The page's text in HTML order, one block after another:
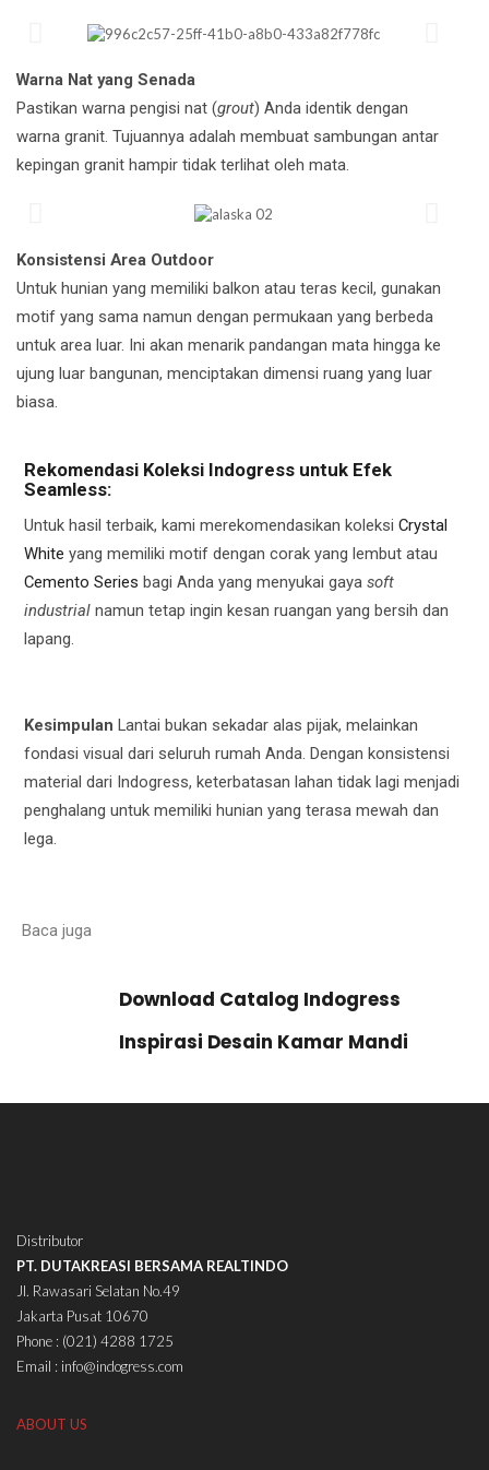
Warna Nat yang Senada
Pastikan warna pengisi nat (grout) Anda identik dengan
warna granit. Tujuannya adalah membuat sambungan antar
kepingan granit hampir tidak terlihat oleh mata.
Konsistensi Area Outdoor
Untuk hunian yang memiliki balkon atau teras kecil, gunakan
motif yang sama namun dengan permukaan yang berbeda
untuk area luar. Ini akan menarik pandangan mata hingga ke
ujung luar bangunan, menciptakan dimensi ruang yang luar
biasa.
Rekomendasi Koleksi Indogress untuk Efek
Seamless:
Untuk hasil terbaik, kami merekomendasikan koleksi Crystal
White yang memiliki motif dengan corak yang lembut atau
Cemento Series bagi Anda yang menyukai gaya soft
industrial namun tetap ingin kesan ruangan yang bersih dan
lapang.
Kesimpulan Lantai bukan sekadar alas pijak, melainkan
fondasi visual dari seluruh rumah Anda. Dengan konsistensi
material dari Indogress, keterbatasan lahan tidak lagi menjadi
penghalang untuk memiliki hunian yang terasa mewah dan
lega.
Baca juga
Download Catalog Indogress
Inspirasi Desain Kamar Mandi
Distributor
PT. DUTAKREASI BERSAMA REALTINDO
Jl. Rawasari Selatan No.49
Jakarta Pusat 10670
Phone : (021) 4288 1725
Email : info@indogress.com
ABOUT US